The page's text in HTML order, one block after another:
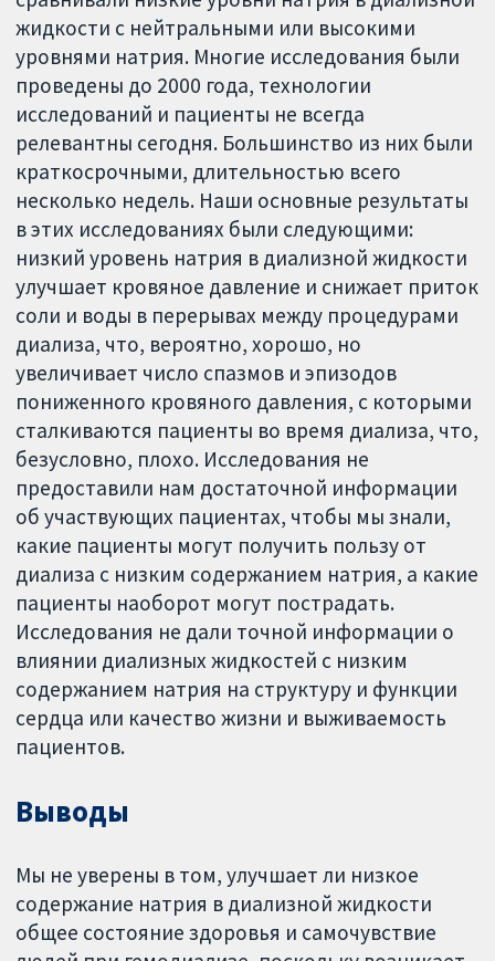
жидкости с нейтральными или высокими
уровнями натрия. Многие исследования были
проведены до 2000 года, технологии
исследований и пациенты не всегда
релевантны сегодня. Большинство из них были
краткосрочными, длительностью всего
несколько недель. Наши основные результаты
в этих исследованиях были следующими:
низкий уровень натрия в диализной жидкости
улучшает кровяное давление и снижает приток
соли и воды в перерывах между процедурами
диализа, что, вероятно, хорошо, но
увеличивает число спазмов и эпизодов
пониженного кровяного давления, с которыми
сталкиваются пациенты во время диализа, что,
безусловно, плохо. Исследования не
предоставили нам достаточной информации
об участвующих пациентах, чтобы мы знали,
какие пациенты могут получить пользу от
диализа с низким содержанием натрия, а какие
пациенты наоборот могут пострадать.
Исследования не дали точной информации о
влиянии диализных жидкостей с низким
содержанием натрия на структуру и функции
сердца или качество жизни и выживаемость
пациентов.
Выводы
Мы не уверены в том, улучшает ли низкое
содержание натрия в диализной жидкости
общее состояние здоровья и самочувствие